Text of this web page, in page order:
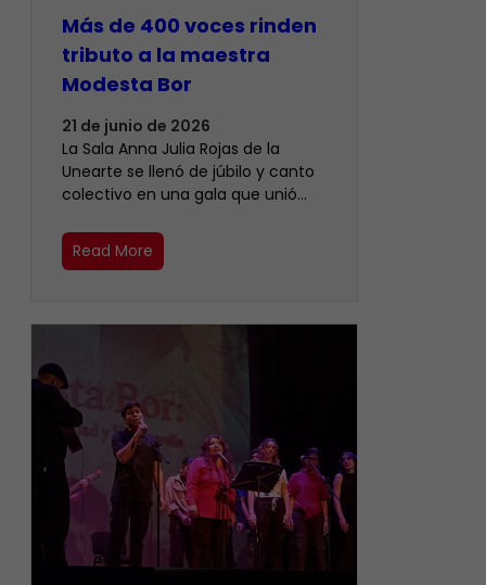
Más de 400 voces rinden
tributo a la maestra
Modesta Bor
21 de junio de 2026
​La Sala Anna Julia Rojas de la
Unearte se llenó de júbilo y canto
colectivo en una gala que unió…
Read More